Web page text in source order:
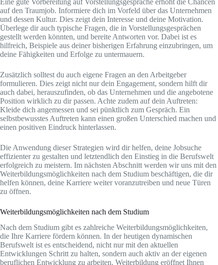
auf den Traumjob. Informiere dich im Vorfeld über das Unternehmen
und dessen Kultur. Dies zeigt dein Interesse und deine Motivation.
Überlege dir auch typische Fragen, die in Vorstellungsgesprächen
gestellt werden könnten, und bereite Antworten vor. Dabei ist es
hilfreich, Beispiele aus deiner bisherigen Erfahrung einzubringen, um
deine Fähigkeiten und Erfolge zu untermauern.
Zusätzlich solltest du auch eigene Fragen an den Arbeitgeber
formulieren. Dies zeigt nicht nur dein Engagement, sondern hilft dir
auch dabei, herauszufinden, ob das Unternehmen und die angebotene
Position wirklich zu dir passen. Achte zudem auf dein Auftreten:
Kleide dich angemessen und sei pünktlich zum Gespräch. Ein
selbstbewusstes Auftreten kann einen großen Unterschied machen und
einen positiven Eindruck hinterlassen.
Die Anwendung dieser Strategien wird dir helfen, deine Jobsuche
effizienter zu gestalten und letztendlich den Einstieg in die Berufswelt
erfolgreich zu meistern. Im nächsten Abschnitt werden wir uns mit den
Weiterbildungsmöglichkeiten nach dem Studium beschäftigen, die dir
helfen können, deine Karriere weiter voranzutreiben und neue Türen
zu öffnen.
Weiterbildungsmöglichkeiten nach dem Studium
Nach dem Studium gibt es zahlreiche Weiterbildungsmöglichkeiten,
die Ihre Karriere fördern können. In der heutigen dynamischen
Berufswelt ist es entscheidend, nicht nur mit den aktuellen
Entwicklungen Schritt zu halten, sondern auch aktiv an der eigenen
beruflichen Entwicklung zu arbeiten. Weiterbildung eröffnet Ihnen